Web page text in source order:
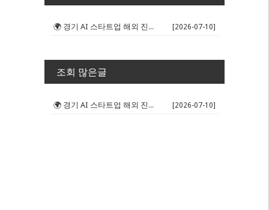
🌍 경기 AI 스타트업 해외 진출 판... [2026-07-10]
조회 많은글
🌍 경기 AI 스타트업 해외 진출 판... [2026-07-10]